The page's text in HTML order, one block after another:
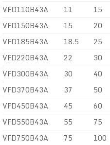
VFD110B43A
11 15
VFD150B43A
15 20
VFD185B43A
18.5 25
VFD220B43A
22 30
VFD300B43A
30 40
VFD370B43A
37 50
VFD450B43A
45 60
VFD550B43A
55 75
VFD750B43A
75 100